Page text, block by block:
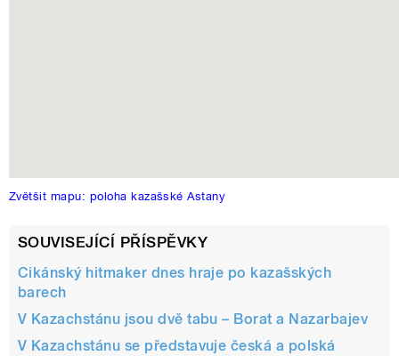
Zvětšit mapu: poloha kazašské Astany
SOUVISEJÍCÍ PŘÍSPĚVKY
Cikánský hitmaker dnes hraje po kazašských
barech
V Kazachstánu jsou dvě tabu – Borat a Nazarbajev
V Kazachstánu se představuje česká a polská